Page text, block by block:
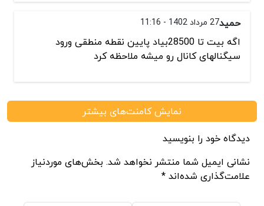
حمید27 مرداد 1402 - 11:16
اگه بیت تا 28500بیاد پایین نقطه منطقی ورود
سیگنالهای کانال رو میشه ملاحظه کرد
نمایش کامنت‌های بیشتر
دیدگاه خود را بنویسید
نشانی ایمیل شما منتشر نخواهد شد. بخش‌های موردنیاز
علامت‌گذاری شده‌اند *